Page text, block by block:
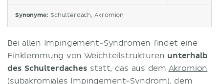
Synonyme: Schulterdach, Akromion
Bei allen Impingement-Syndromen findet eine
Einklemmung von Weichteilstrukturen unterhalb
des Schulterdaches statt, das aus dem Akromion
(subakromiales Impingement-Syndrom), dem